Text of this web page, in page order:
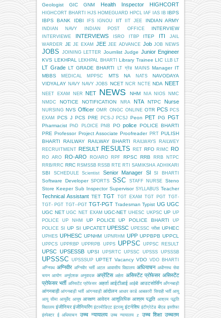
Geologist GIC GNM Health Inspector HIGHCORT
HIGHCORT BHARTI HJS HOMEGUARD HPCL IAF IAS IB IBPS
IBPS BANK
IDBI IFS IGNOU IIT IIT JEE INDIAN ARMY
INDIAN NAVY INDIAN POST OFFICE INTERVIEW
INTERVIEWE INTERVIEWS ISRO ITBP ITEP ITI
JAIL
WARDER JE JE EXAM JEE JEE ADVANCE Job JOB NEWS
JOBS JOINING LETTER Journlist Judge Junior Engineer
KVS LEKHPAL LEKHPAL BHARTI Library Trainee LIC LLB LT
LT Grade LT GRADE BHARTI LT ग्रेड MAINS Manager IT
MBBS
MEDICAL MPPSC MTS NA NATS
NAVODAYA
VIDYALAY NAVY NAVY JOBS NCET NCR NCTE NDA NEET
NEET EXAM NER NET NEWS NHM NIA NIOS
NMC
NMDC
NOTICE NOTIFICATION NRA NTA NTPC Nurse
NURSING NVS Officer OMR ONGC ONLINE OTR PCS PCS
EXAM
PCS J PCS PRE PCS-J PCSJ Peon PET PG PGT
Pharmacist PhD PLOICE PNB PO police POLICE BHARTI
PRE Professor Project Associate Proofreader PRT PULISH
BHARTI
RAILWAY RAILWAY BHARTI RAILWAYS
RAILWEY
RECRUITMENT RESULT RESULTS RET RFO RIMC RO
RO ARO RO-ARO RO/ARO RPF RPSC RRB
RRB NTPC
RRB/RRC RRC RSMSSB RSSB RTE RTI SAMIKSHA ADHIKARI
SBI SCHEDULE Scientist Senior Manager SI SI BHARTI
Software Developer SPORTS SSC STAFF NURSE
Steno
Store Keeper Sub Inspector Supervisor SYLLABUS Teacher
Technical Assistant TET TGT TGT EXAM TGT PGT TGT-
TGT- PGT TGT--PGT TGT-PGT Tradesman Typist UG UGC
UGC NET UGC NET EXAM UGC-NET UHESC UKPSC UP UP
POLICE
UP NHM UP POLICE UP POLICE BHARTI
UP
POLICE SI
UP SI UPCATET UPESSC UPESSC परीक्षा UPHEC
UPHES UPHESC UPNHM UPNRHM UPP UPPBPB UPPCL
UPPCS UPPRBP UPPRPB UPPS UPPSC UPPSC RESULT
UPSC UPSESSB UPSI UPSRTC UPSSC UPSSS UPSSSB
UPSSSC UPSSSUP UPTET Vacancy VDO VDO BHARTI
अग्निपथ अग्निवीर अग्निवीर भर्ती अटल आवासीय विद्यालय अधियाचन अधीनस्थ सेवा
चयन आयोग अनुदेशक अनुवादक अप्रेंटिस अर्हता असिस्टेंट प्रोफेसर असिस्टेंट
प्रोफेसर भर्ती अस्सिटेंट प्रोफेसर अहर्ता आईटीआई आईबी आउटसोर्सिंग आँगनबाड़ी
आंगनबाड़ी आंगनबाड़ी भर्ती आंगनवाड़ी आंदोलन आधार कार्ड आबकारी सिपाही भर्ती आयु
आयु सीमा आयुर्वेद आयुष आरक्षण आवेदन आशुलिपिक आश्रम पद्धति आश्रम पद्धति
विद्यालय इंजीनियर इंजीनियरिंग इंटरमीडिएट इंटरव्यू इंटर्नशिप इंटीग्रेटेड बीएड इस्तीफा
इंस्पेक्टर ई अधियाचन उच्च न्यायालय उच्च न्यायालय z उच्च शिक्षा उच्चतम